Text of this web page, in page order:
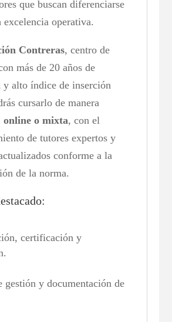
que buscan diferenciarse
excelencia operativa.
Contreras, centro de
más de 20 años de
y alto índice de inserción
cursarlo de manera
online o mixta, con el
de tutores expertos y
conforme a la
de la norma.
certificación y
gestión y documentación de